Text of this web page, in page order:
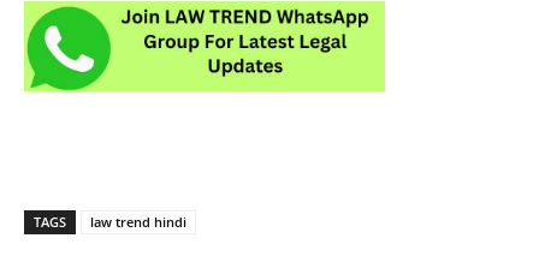
TAGS law trend hindi